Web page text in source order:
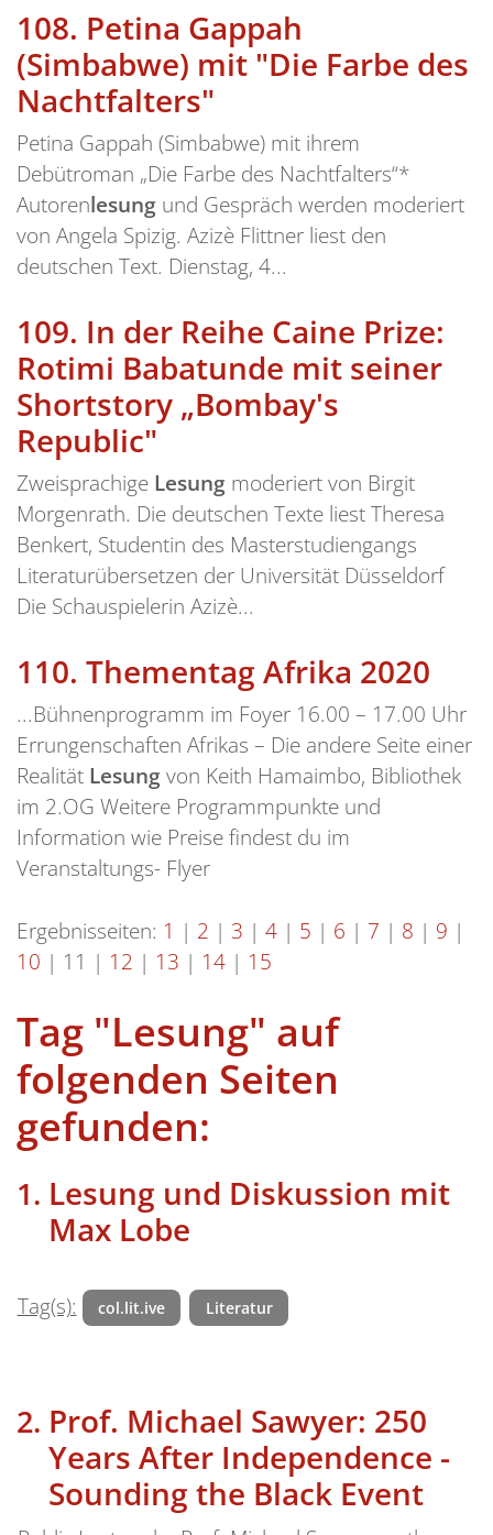
108. Petina Gappah
(Simbabwe) mit "Die Farbe des
Nachtfalters"
Petina Gappah (Simbabwe) mit ihrem
Debütroman „Die Farbe des Nachtfalters“*
Autorenlesung und Gespräch werden moderiert
von Angela Spizig. Azizè Flittner liest den
deutschen Text. Dienstag, 4...
109. In der Reihe Caine Prize:
Rotimi Babatunde mit seiner
Shortstory „Bombay's
Republic"
Zweisprachige Lesung moderiert von Birgit
Morgenrath. Die deutschen Texte liest Theresa
Benkert, Studentin des Masterstudiengangs
Literaturübersetzen der Universität Düsseldorf
Die Schauspielerin Azizè...
110. Thementag Afrika 2020
...Bühnenprogramm im Foyer 16.00 – 17.00 Uhr
Errungenschaften Afrikas – Die andere Seite einer
Realität Lesungvon Keith Hamaimbo, Bibliothek
im 2.OG Weitere Programmpunkte und
Information wie Preise findest du im
Veranstaltungs- Flyer
Ergebnisseiten: 1 | 2 | 3 | 4 | 5 | 6 | 7 | 8 | 9 |
10 | 11 | 12 | 13 | 14 | 15
Tag "Lesung" auf
folgenden Seiten
gefunden:
Lesung und Diskussion mit
Max Lobe
Tag(s): col.lit.ive Literatur
Prof. Michael Sawyer: 250
Years After Independence -
Sounding the Black Event